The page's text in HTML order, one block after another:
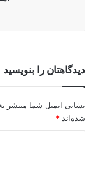
دیدگاهتان را بنویسید
نشانی ایمیل شما منتشر
شده‌اند *